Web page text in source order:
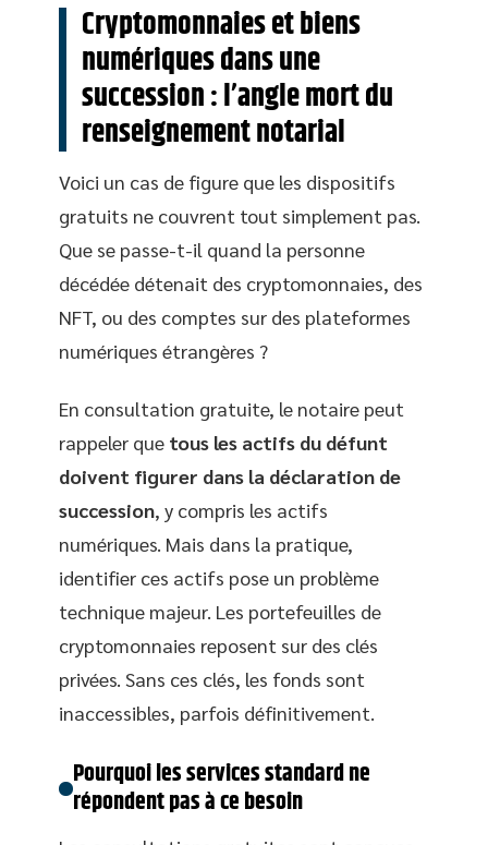
Cryptomonnaies et biens
numériques dans une
succession : l’angle mort du
renseignement notarial
Voici un cas de figure que les dispositifs
gratuits ne couvrent tout simplement pas.
Que se passe-t-il quand la personne
décédée détenait des cryptomonnaies, des
NFT, ou des comptes sur des plateformes
numériques étrangères ?
En consultation gratuite, le notaire peut
rappeler que tous les actifs du défunt
doivent figurer dans la déclaration de
succession, y compris les actifs
numériques. Mais dans la pratique,
identifier ces actifs pose un problème
technique majeur. Les portefeuilles de
cryptomonnaies reposent sur des clés
privées. Sans ces clés, les fonds sont
inaccessibles, parfois définitivement.
Pourquoi les services standard ne
répondent pas à ce besoin